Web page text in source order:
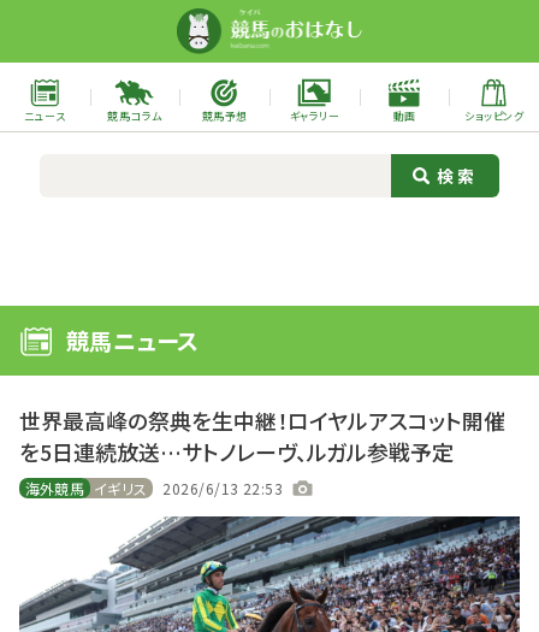
ニュース 競馬コラム 競馬予想 ギャラリー 動画 ショッピング
競馬ニュース
世界最高峰の祭典を生中継！ロイヤルアスコット開催
を5日連続放送…サトノレーヴ、ルガル参戦予定
海外競馬 イギリス 2026/6/13 22:53